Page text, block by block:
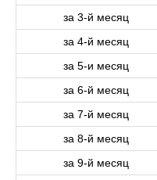
за 3-й месяц
за 4-й месяц
за 5-и месяц
за 6-й месяц
за 7-й месяц
за 8-й месяц
за 9-й месяц